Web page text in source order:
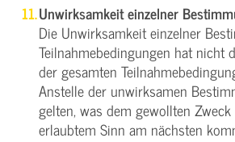
Unwirksamkeit einzelner
Die Unwirksamkeit einzelner
Teilnahmebedingungen hat nicht
der gesamten
Anstelle der unwirksamen
gelten, was dem gewollten
erlaubtem Sinn am nächsten